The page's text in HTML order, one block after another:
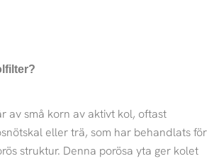
av små korn av aktivt kol, oftast
eller trä, som har behandlats för
struktur. Denna porösa yta ger kolet